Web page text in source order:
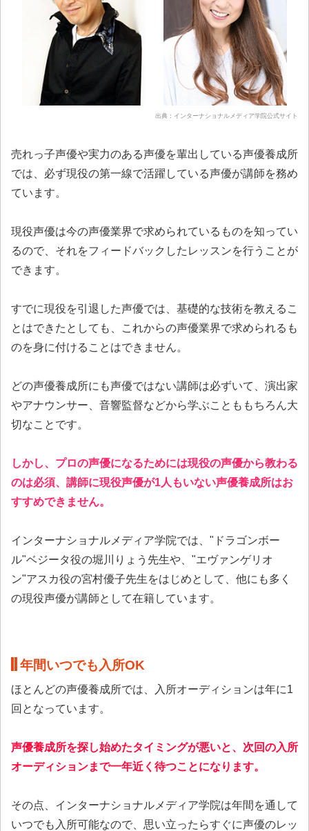
出典：インターナショナルメディア学院公式サイト
売れっ子声優や実力のある声優を輩出している声優養成所
では、必ず現役の第一線で活躍している声優が講師を務め
ています。
現役声優は今の声優業界で求められているものを知ってい
るので、それをフィードバックしたレッスンを行うことが
できます。
すでに現役を引退した声優では、基礎的な技術を教えるこ
とはできたとしても、これからの声優業界で求められるも
のを身に付けることはできません。
どの声優養成所にも声優ではない講師は必ずいて、演出家
やアナウンサー、音響監督などから学ぶことももちろん大
切なことです。
しかし、プロの声優になるためには現役の声優から教わる
のは必須、講師に現役声優が1人もいない声優養成所はお
すすめできません。
インターナショナルメディア学院では、"ドラゴンボー
ル"ベジータ役の堀川りょう先生や、"エヴァンゲリオ
ン"アスカ役の宮村優子先生をはじめとして、他にも多く
の現役声優が講師として在籍しています。
年間いつでも入所OK
ほとんどの声優養成所では、入所オーディションは年に1
回となっています。
声優養成所を探し始めたタイミングが悪いと、次回の入所
オーディションまで一年近く待つことになります。
その点、インターナショナルメディア学院は年間を通して
いつでも入所可能なので、思い立ったらすぐに声優のレッ